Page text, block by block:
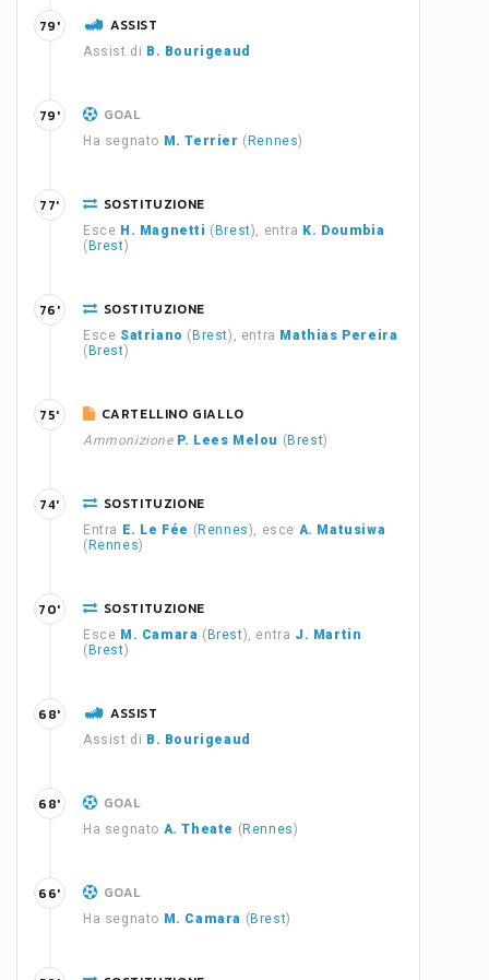
ASSIST
Assist di B. Bourigeaud
79'
GOAL
Ha segnato M. Terrier ( Rennes)
79'
SOSTITUZIONE
Esce H. Magnetti ( Brest), entra K. Doumbia
( Brest)
77'
SOSTITUZIONE
Esce Satriano ( Brest), entra Mathias Pereira
( Brest)
76'
CARTELLINO GIALLO
Ammonizione P. Lees Melou ( Brest)
75'
SOSTITUZIONE
Entra E. Le Fée ( Rennes), esce A. Matusiwa
( Rennes)
74'
SOSTITUZIONE
Esce M. Camara ( Brest), entra J. Martin
( Brest)
70'
ASSIST
Assist di B. Bourigeaud
68'
GOAL
Ha segnato A. Theate ( Rennes)
68'
GOAL
Ha segnato M. Camara ( Brest)
66'